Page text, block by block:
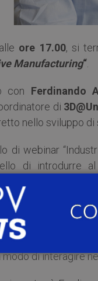
ore 17.00, si
Manufacturing“
con Ferdinando
di
nello sviluppo
di webinar
di introdurre
di chi ha già
1 ora, sarà un
azienda del
ci racconteranno
di interagire